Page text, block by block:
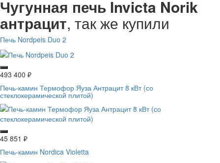
Чугунная печь Invicta Norik
антрацит, так же купили
Печь Nordpeis Duo 2
493 400 ₽
Печь-камин Термофор Яуза Антрацит 8 кВт (со
стеклокерамической плитой)
45 851 ₽
Печь-камин Nordica Violetta